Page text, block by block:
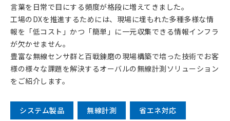
言葉を日常で目にする頻度が格段に増えてきました。
工場のDXを推進するためには、現場に埋もれた多種多様な情
報を「低コスト」かつ「簡単」に一元収集できる情報インフラ
が欠かせません。
豊富な無線センサ群と百戦錬磨の現場構築で培った技術でお客
様の様々な課題を解決するオーバルの無線計測ソリューション
をご紹介します。
システム製品 無線計測 省エネ対応